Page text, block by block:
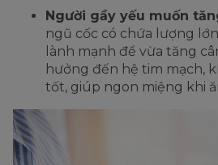
Người gầy yếu muốn
ngũ cốc có chứa lượng
lành mạnh để vừa tăng
hưởng đến hệ tim mạch,
tốt, giúp ngon miệng khi